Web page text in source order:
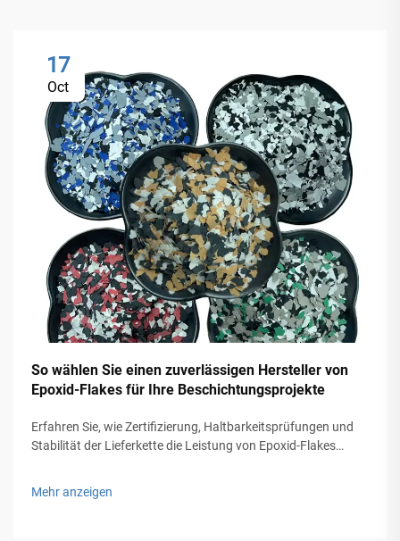
17
Oct
So wählen Sie einen zuverlässigen Hersteller von
Epoxid-Flakes für Ihre Beschichtungsprojekte
Erfahren Sie, wie Zertifizierung, Haltbarkeitsprüfungen und
Stabilität der Lieferkette die Leistung von Epoxid-Flakes
Mehr anzeigen